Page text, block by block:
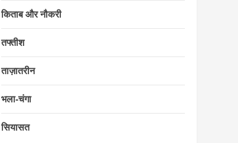
किताब और नौकरी
तफ्तीश
ताज़ातरीन
भला-चंगा
सियासत